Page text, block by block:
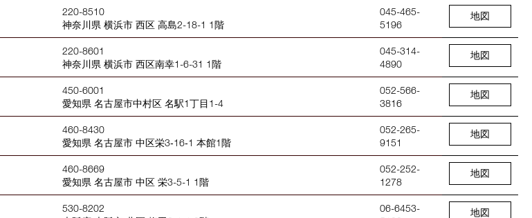
220-8510
神奈川県 横浜市 西区 高島2-18-1 1階
045-465-
5196
地図
220-8601
神奈川県 横浜市 西区南幸1-6-31 1階
045-314-
4890
地図
450-6001
愛知県 名古屋市中村区 名駅1丁目1-4
052-566-
3816
地図
460-8430
愛知県 名古屋市 中区栄3‐16‐1 本館1階
052-265-
9151
地図
460-8669
愛知県 名古屋市 中区 栄3-5-1 1階
052-252-
1278
地図
530-8202
06-6453-
地図